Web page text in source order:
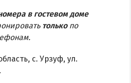
в гостевом доме
толькопо
с. Урзуф, ул.